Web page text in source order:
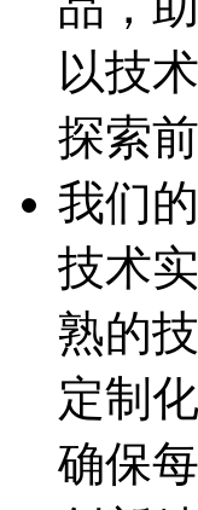
以技
探索
我们
技术
熟的
定制
确保